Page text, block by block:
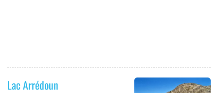
Lac Arrédoun